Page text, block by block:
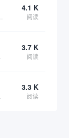
4.1 K
阅读
3.7 K
阅读
3.3 K
阅读